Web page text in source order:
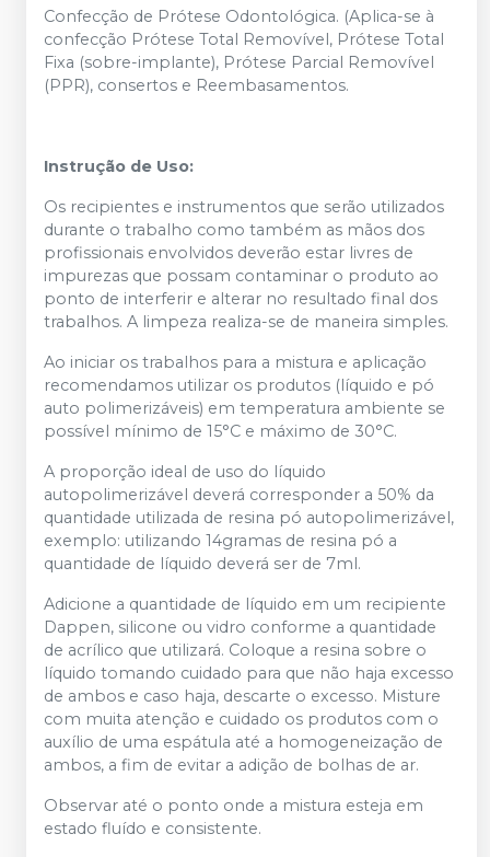
Confecção de Prótese Odontológica. (Aplica-se à
confecção Prótese Total Removível, Prótese Total
Fixa (sobre-implante), Prótese Parcial Removível
(PPR), consertos e Reembasamentos.
Instrução de Uso:
Os recipientes e instrumentos que serão utilizados
durante o trabalho como também as mãos dos
profissionais envolvidos deverão estar livres de
impurezas que possam contaminar o produto ao
ponto de interferir e alterar no resultado final dos
trabalhos. A limpeza realiza-se de maneira simples.
Ao iniciar os trabalhos para a mistura e aplicação
recomendamos utilizar os produtos (líquido e pó
auto polimerizáveis) em temperatura ambiente se
possível mínimo de 15°C e máximo de 30°C.
A proporção ideal de uso do líquido
autopolimerizável deverá corresponder a 50% da
quantidade utilizada de resina pó autopolimerizável,
exemplo: utilizando 14gramas de resina pó a
quantidade de líquido deverá ser de 7ml.
Adicione a quantidade de líquido em um recipiente
Dappen, silicone ou vidro conforme a quantidade
de acrílico que utilizará. Coloque a resina sobre o
líquido tomando cuidado para que não haja excesso
de ambos e caso haja, descarte o excesso. Misture
com muita atenção e cuidado os produtos com o
auxílio de uma espátula até a homogeneização de
ambos, a fim de evitar a adição de bolhas de ar.
Observar até o ponto onde a mistura esteja em
estado fluído e consistente.